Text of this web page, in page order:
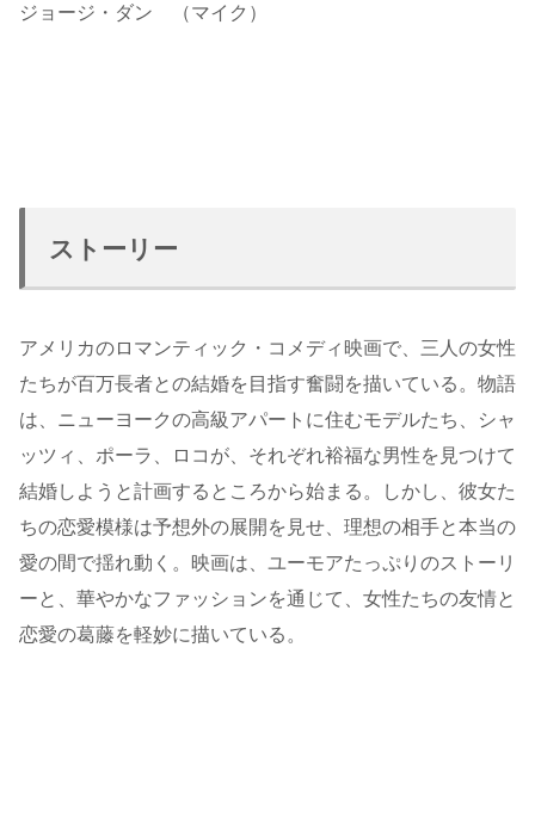
ジョージ・ダン （マイク）
ストーリー
アメリカのロマンティック・コメディ映画で、三人の女性
たちが百万長者との結婚を目指す奮闘を描いている。物語
は、ニューヨークの高級アパートに住むモデルたち、シャ
ッツィ、ポーラ、ロコが、それぞれ裕福な男性を見つけて
結婚しようと計画するところから始まる。しかし、彼女た
ちの恋愛模様は予想外の展開を見せ、理想の相手と本当の
愛の間で揺れ動く。映画は、ユーモアたっぷりのストーリ
ーと、華やかなファッションを通じて、女性たちの友情と
恋愛の葛藤を軽妙に描いている。